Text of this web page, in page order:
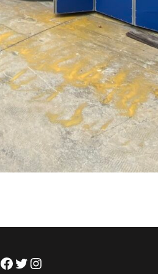
Facebook
Twitter
Instagram